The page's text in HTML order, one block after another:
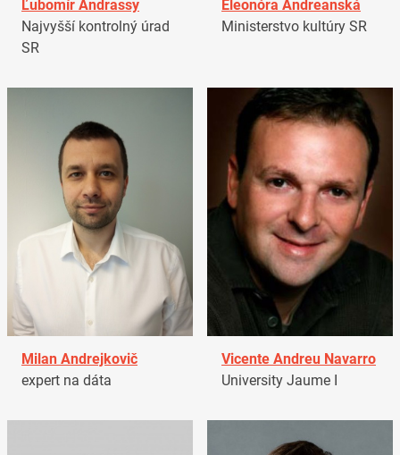
Ľubomír Andrassy
Najvyšší kontrolný úrad
SR
Eleonóra Andreanská
Ministerstvo kultúry SR
Milan Andrejkovič
expert na dáta
Vicente Andreu Navarro
University Jaume I